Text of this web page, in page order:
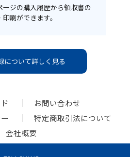
ージの購入履歴から領収書の
印刷ができます。
について詳しく見る
お問い合わせ
特定商取引法について
会社概要